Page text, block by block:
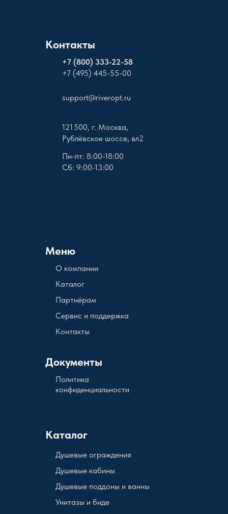
Контакты
+7 (800) 333-22-58
+7 (495) 445-55-00
support@riveropt.ru
Меню
121 500, г. Москва,
Рублёвское шоссе, вл2
О компании
Документы
Пн-пт: 8:00-18:00
Сб: 9:00-13:00
Каталог
Политика
конфиденциальности
Партнёрам
Сервис и поддержка
Контакты
Каталог
Душевые кабины
Душевые поддоны и ванны
Унитазы и биде
Душевые ограждения